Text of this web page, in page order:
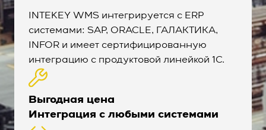
INTEKEY WMS интегрируется с ERP
системами: SAP, ORACLE, ГАЛАКТИКА,
INFOR и имеет сертифицированную
интеграцию с продуктовой линейкой 1С.
Выгодная цена
Интеграция с любыми системами